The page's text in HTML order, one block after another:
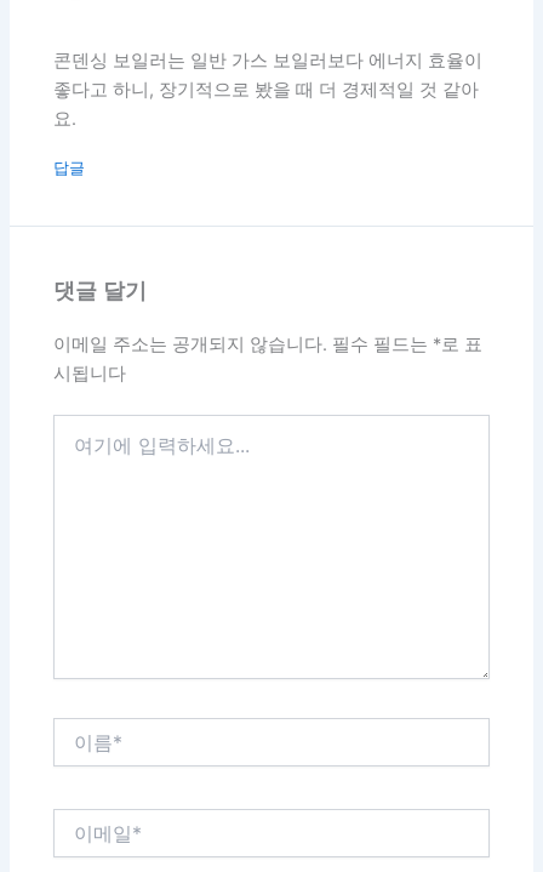
콘덴싱 보일러는 일반 가스 보일러보다 에너지 효율이
좋다고 하니, 장기적으로 봤을 때 더 경제적일 것 같아
요.
답글
댓글 달기
이메일 주소는 공개되지 않습니다. 필수 필드는 *로 표
시됩니다